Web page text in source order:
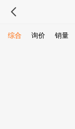
综合 询价 销量